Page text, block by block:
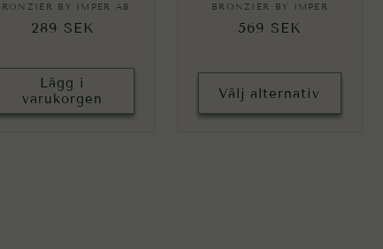
Säljare:
BY IMPER AB
Ordinarie
289 SEK
Lägg i
varukorgen
Säljare:
BRONZIÉR BY IMPER
Ordinarie
569 SEK
Välj alternativ